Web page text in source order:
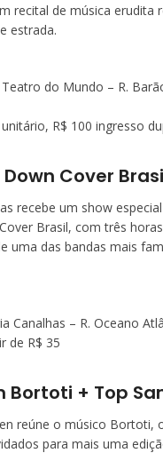
recital de música erudita
estrada.
do Mundo – R.
R$ 100 ingresso
Cover
recebe um show
Brasil, com três
uma das bandas mais
Canalhas – R. Oceano
de R$ 35
Bortoti + Top
reúne o músico Bortoti,
para mais uma